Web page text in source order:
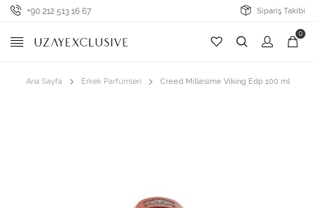
+90 212 513 16 67 Sipariş Takibi
0
Ana Sayfa Erkek Parfümleri Creed Millesime Viking Edp 100 ml